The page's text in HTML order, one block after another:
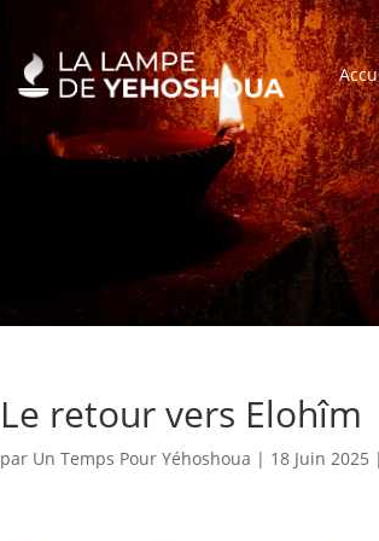
Le retour vers Elohîm
par Un Temps Pour Yéhoshoua | 18 Juin 2025 |